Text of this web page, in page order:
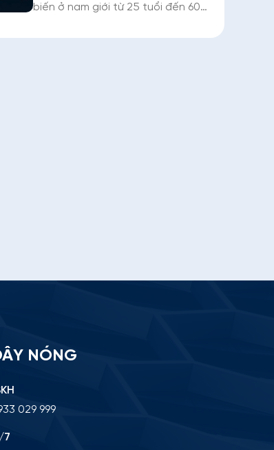
biến ở nam giới từ 25 tuổi đến 60
xuất tinh sớm và xuất tinh muộn.
NÓNG
029 999
7